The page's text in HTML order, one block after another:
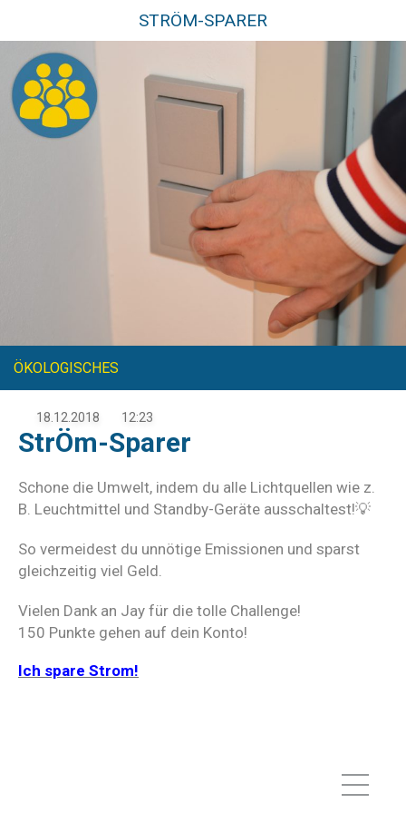
STRÖM-SPARER
ÖKOLOGISCHES
18.12.2018 12:23
StrÖm-Sparer
Schone die Umwelt, indem du alle Lichtquellen wie z.
B. Leuchtmittel und Standby-Geräte ausschaltest!💡
So vermeidest du unnötige Emissionen und sparst
gleichzeitig viel Geld.
Vielen Dank an Jay für die tolle Challenge!
150 Punkte gehen auf dein Konto!
Ich spare Strom!